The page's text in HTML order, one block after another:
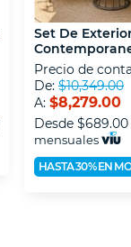
Set De
Precio de
De: $10,349.00
A: $8,279.00
Desde $689.00
mensuales
HASTA 30% EN